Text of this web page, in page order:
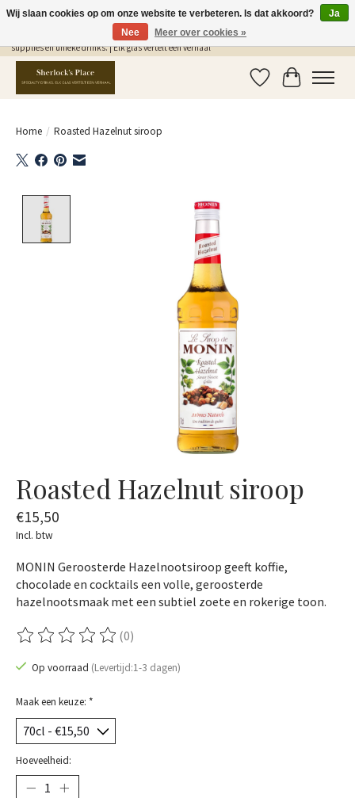
Gratis Verzending in NL vanaf €75,- | Sherlocks Place: dé plek voor MONIN siropen, bar
supplies en unieke drinks. | Elk glas vertelt een verhaal
Verlanglijst
Home / Roasted Hazelnut siroop
Product image slideshow Items
Roasted Hazelnut siroop
€15,50
Incl. btw
MONIN Geroosterde Hazelnootsiroop geeft koffie,
chocolade en cocktails een volle, geroosterde
hazelnootsmaak met een subtiel zoete en rokerige toon.
De beoordeling van dit product is
(0)
Op voorraad (Levertijd:1-3 dagen)
Maak een keuze: *
Hoeveelheid:
Wij slaan cookies op om onze website te verbeteren. Is dat akkoord?
Ja
Nee
Meer over cookies »